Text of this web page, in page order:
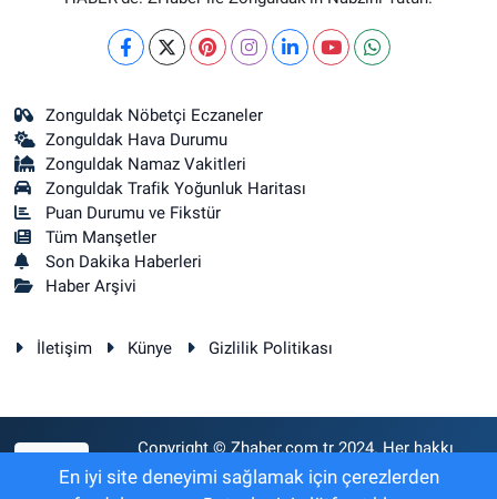
Zonguldak Nöbetçi Eczaneler
Zonguldak Hava Durumu
Zonguldak Namaz Vakitleri
Zonguldak Trafik Yoğunluk Haritası
Puan Durumu ve Fikstür
Tüm Manşetler
Son Dakika Haberleri
Haber Arşivi
İletişim Künye Gizlilik Politikası
Copyright © Zhaber.com.tr 2024. Her hakkı
saklıdır.
En iyi site deneyimi sağlamak için çerezlerden